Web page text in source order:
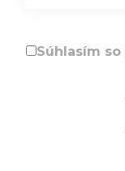
Súhlasím so